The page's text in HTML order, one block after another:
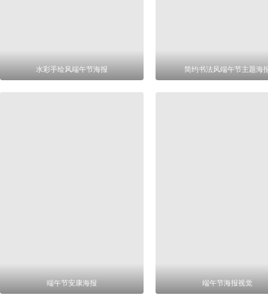
水彩手绘风端午节海报 简约书法风端午节主题海
端午节安康海报 端午节海报视觉